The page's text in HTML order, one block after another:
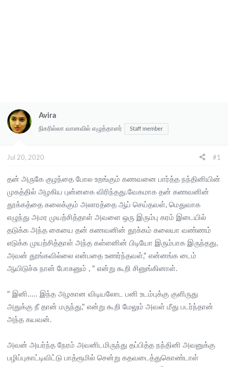
Avira
நிகரில்லா வானவில் எழுத்தாளர் Staff member
Jul 20, 2020 #1
தன் அருகே குழந்தை போல உறங்கும் கணவனை பார்த்த நந்தினியின்
முகத்தில் அழகிய புன்னகை விரிந்தது.வேகமாக தன் கணவனின்
தூக்கத்தை கலைக்கும் அலாரத்தை ஆப் செய்தவள், மெதுவாக
எழுந்து அமர முயற்சித்தாள் அவளை ஒரு இரும்பு கரம் இடையில்
தடுக்க அந்த கையை தன் கணவனின் தூக்கம் கலையா வண்ணம்
எடுக்க முயற்சித்தாள் அந்த கள்ளனின் பிடியோ இரும்பாக இருந்தது,
அவன் தூங்கவில்லை என்பதை உணர்ந்தவள்," என்னங்க டைம்
ஆயிடுச்சு நான் போகனும் , " என்று கூறி சினுங்கினாள்.
" இனி..... இந்த அழகான விடியலோட பனி உடம்புக்கு குளிருது
அதுக்கு நீ தான் மருந்து," என்று கூறி மேலும் அவள் மீது படர்ந்தான்
அந்த கயவன்.
‌அவன் அயர்ந்த நேரம் அவனிடமிருந்து தப்பித்த நந்தினி அவனுக்கு
பழிப்புகாட்டிவிட்டு பாத்ரூமில் சென்று கதவடைத்துகொண்டாள்